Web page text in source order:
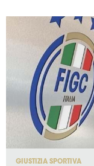
GIUSTIZIA SPORTIVA